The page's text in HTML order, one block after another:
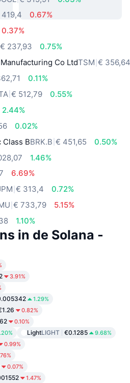
0.67%
0.37%
€ 237,93
0.75%
Co LtdTSM €
0.11%
€ 512,79
0.55%
2.44%
0.02%
Class BBRK.B € 451,65
0.50%
1.46%
6.69%
€ 313,4
0.72%
€ 733,79
5.15%
1.10%
in de Solana -
3.91%
1.29%
0.82%
0.10%
LightLIGHT €0.1285 9.68%
0.99%
0.07%
1.47%